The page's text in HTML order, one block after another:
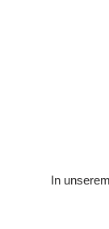
In